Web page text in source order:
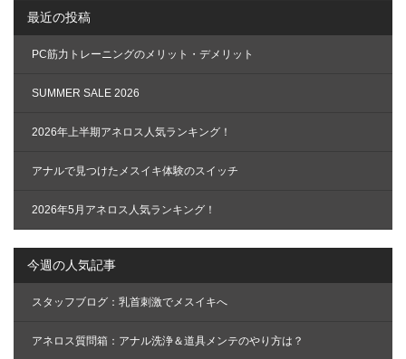
ョ
ン
最近の投稿
PC筋力トレーニングのメリット・デメリット
SUMMER SALE 2026
2026年上半期アネロス人気ランキング！
アナルで見つけたメスイキ体験のスイッチ
2026年5月アネロス人気ランキング！
今週の人気記事
スタッフブログ：乳首刺激でメスイキへ
アネロス質問箱：アナル洗浄＆道具メンテのやり方は？